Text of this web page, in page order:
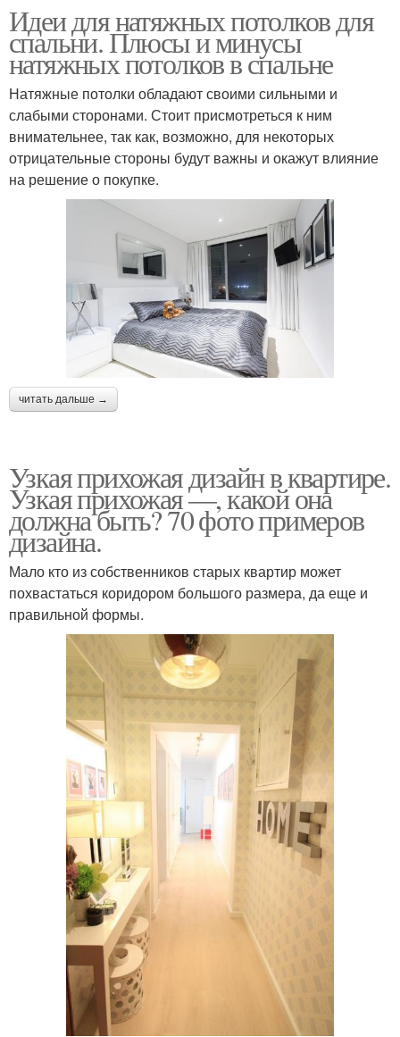
Идеи для натяжных потолков для
спальни. Плюсы и минусы
натяжных потолков в спальне
Натяжные потолки обладают своими сильными и
слабыми сторонами. Стоит присмотреться к ним
внимательнее, так как, возможно, для некоторых
отрицательные стороны будут важны и окажут влияние
на решение о покупке.
читать дальше →
Узкая прихожая дизайн в квартире.
Узкая прихожая —, какой она
должна быть? 70 фото примеров
дизайна.
Мало кто из собственников старых квартир может
похвастаться коридором большого размера, да еще и
правильной формы.